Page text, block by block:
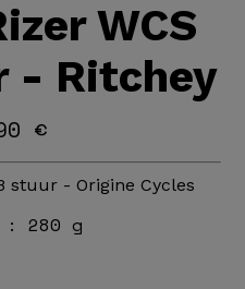
WCS
- Ritchey
€
stuur - Origine Cycles
: 280 g